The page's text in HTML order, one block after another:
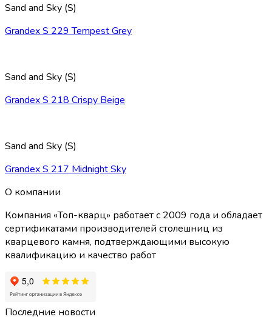
Sand and Sky (S)
Grandex S 229 Tempest Grey
Sand and Sky (S)
Grandex S 218 Crispy Beige
Sand and Sky (S)
Grandex S 217 Midnight Sky
О компании
Компания «Топ-кварц» работает с 2009 года и обладает
сертификатами производителей столешниц из
кварцевого камня, подтверждающими высокую
квалификацию и качество работ
Последние новости